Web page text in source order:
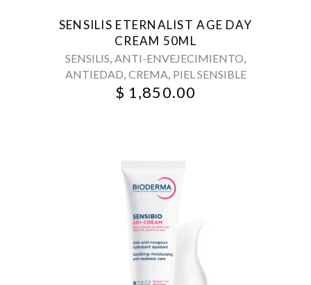
SENSILIS ETERNALIST AGE DAY
CREAM 50ML
SENSILIS, ANTI-ENVEJECIMIENTO,
ANTIEDAD, CREMA, PIEL SENSIBLE
$ 1,850.00